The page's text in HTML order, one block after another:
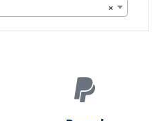
×